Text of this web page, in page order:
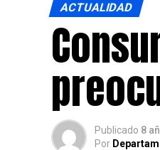
ACTUALIDAD
Publicado 8
Por